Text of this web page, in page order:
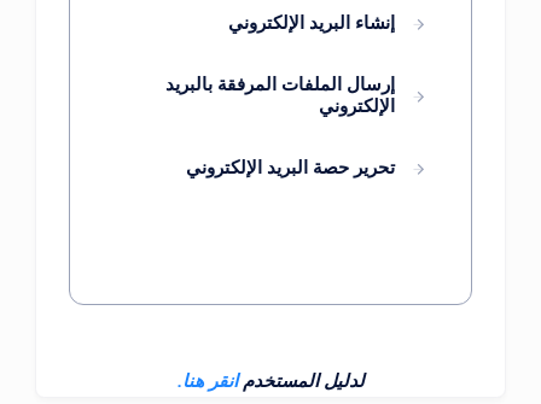
إنشاء البريد الإلكتروني
إرسال الملفات المرفقة بالبريد
الإلكتروني
تحرير حصة البريد الإلكتروني
لدليل المستخدمانقر هنا.